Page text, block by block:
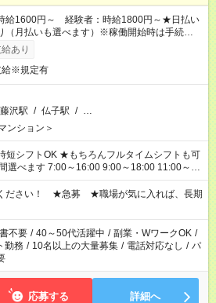
給1600円～ 経験者：時給1800円～★日払い
（月払いも選べます）※稼働開始時は手続き完
となります。
あり
給※規定有
沢駅 / 仏子駅 / …
ンション＞
ろんフルタイムシフトも可
選べます 7:00～16:00 9:00～18:00 11:00～
お仕事と合わせ
はご案内できません ※法令に基づき、週20時
保険への加入対象となります ※労働者派遣法
則禁止）により、短時間・短期間の就業はご
があります
ださい！ ★急募 ★職場が気に入れば、長期
不要 / 40～50代活躍中 / 副業・WワークOK /
勤務 / 10名以上の大量募集 / 電話対応なし / パ
応募する 詳細へ